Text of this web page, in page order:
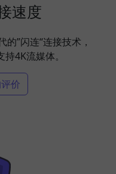
速度
”闪连“连接技术，
4K流媒体。
价